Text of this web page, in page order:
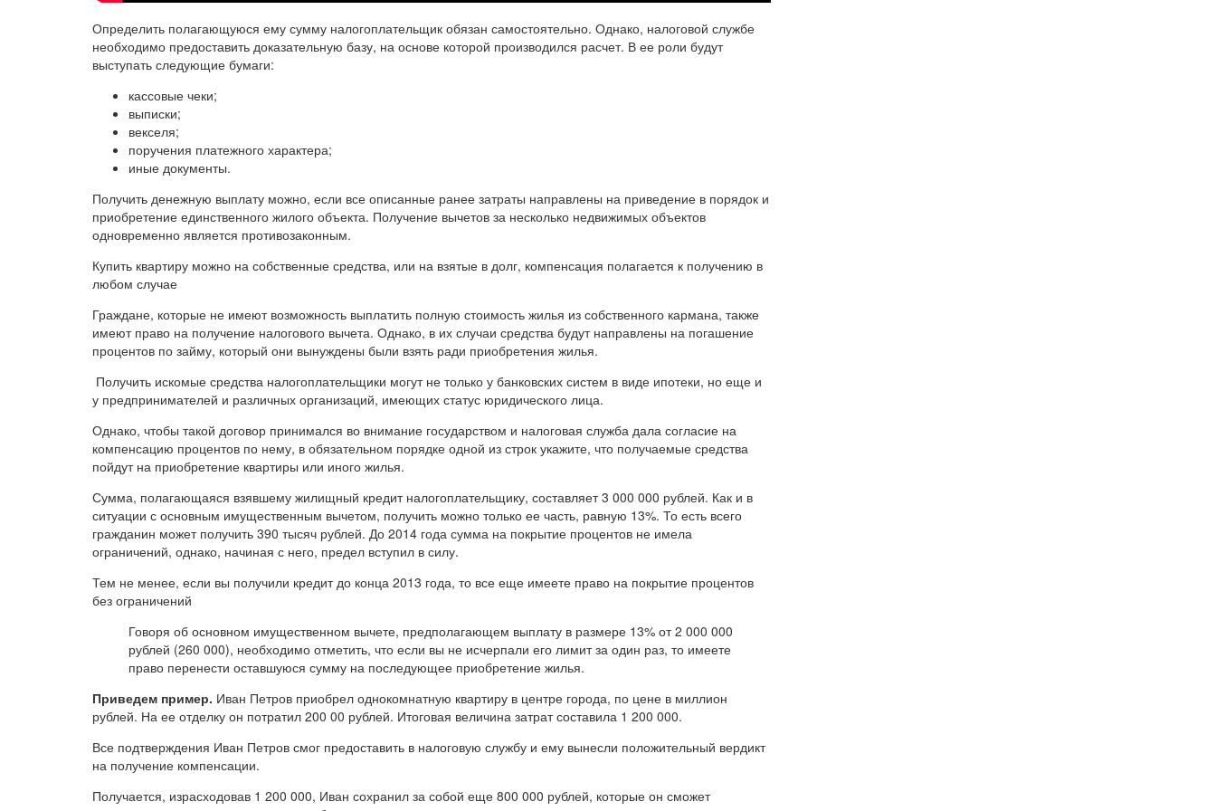
Определить полагающуюся ему сумму налогоплательщик обязан самостоятельно. Однако, налоговой службе
необходимо предоставить доказательную базу, на основе которой производился расчет. В ее роли будут
выступать следующие бумаги:
кассовые чеки;
выписки;
векселя;
поручения платежного характера;
иные документы.
Получить денежную выплату можно, если все описанные ранее затраты направлены на приведение в порядок и
приобретение единственного жилого объекта. Получение вычетов за несколько недвижимых объектов
одновременно является противозаконным.
Купить квартиру можно на собственные средства, или на взятые в долг, компенсация полагается к получению в
любом случае
Граждане, которые не имеют возможность выплатить полную стоимость жилья из собственного кармана, также
имеют право на получение налогового вычета. Однако, в их случаи средства будут направлены на погашение
процентов по займу, который они вынуждены были взять ради приобретения жилья.
Получить искомые средства налогоплательщики могут не только у банковских систем в виде ипотеки, но еще и
у предпринимателей и различных организаций, имеющих статус юридического лица.
Однако, чтобы такой договор принимался во внимание государством и налоговая служба дала согласие на
компенсацию процентов по нему, в обязательном порядке одной из строк укажите, что получаемые средства
пойдут на приобретение квартиры или иного жилья.
Сумма, полагающаяся взявшему жилищный кредит налогоплательщику, составляет 3 000 000 рублей. Как и в
ситуации с основным имущественным вычетом, получить можно только ее часть, равную 13%. То есть всего
гражданин может получить 390 тысяч рублей. До 2014 года сумма на покрытие процентов не имела
ограничений, однако, начиная с него, предел вступил в силу.
Тем не менее, если вы получили кредит до конца 2013 года, то все еще имеете право на покрытие процентов
без ограничений
Говоря об основном имущественном вычете, предполагающем выплату в размере 13% от 2 000 000
рублей (260 000), необходимо отметить, что если вы не исчерпали его лимит за один раз, то имеете
право перенести оставшуюся сумму на последующее приобретение жилья.
Приведем пример. Иван Петров приобрел однокомнатную квартиру в центре города, по цене в миллион
рублей. На ее отделку он потратил 200 00 рублей. Итоговая величина затрат составила 1 200 000.
Все подтверждения Иван Петров смог предоставить в налоговую службу и ему вынесли положительный вердикт
на получение компенсации.
Получается, израсходовав 1 200 000, Иван сохранил за собой еще 800 000 рублей, которые он сможет